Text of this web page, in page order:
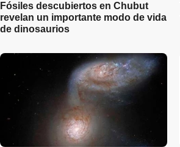
Fósiles descubiertos en Chubut
revelan un importante modo de vida
de dinosaurios